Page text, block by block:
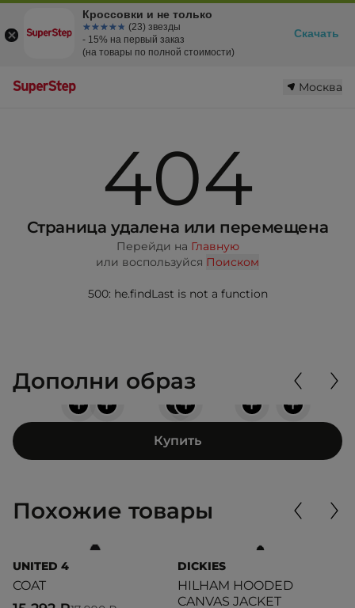
Москва
404
Страница удалена или перемещена
Перейди на Главную
или воспользуйся Поиском
500: he.findLast is not a function
Дополни образ
+
+
+ + +
+
Купить
Похожие товары
UNITED 4
COAT
DICKIES
HILHAM HOODED
CANVAS JACKET
Кроссовки и не только
☆☆☆☆☆
★★★★★ (23) звезды
- 15% на первый заказ
(на товары по полной стоимости)
Скачать